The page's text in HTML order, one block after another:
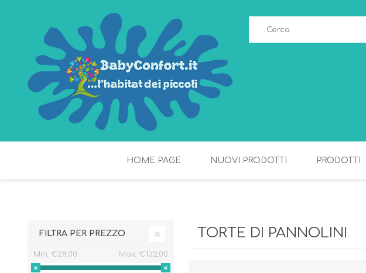
HOME PAGE NUOVI PRODOTTI PRODOTTI
TORTE DI PANNOLINI
FILTRA PER PREZZO
Min: €28,00 Max: €132,00